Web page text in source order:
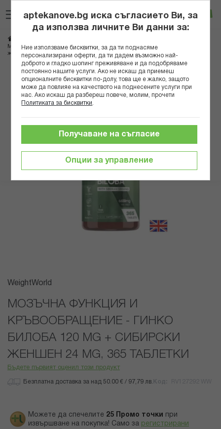
към
съдържанието
Вход
Mозъчна функция и кръвообращение - Гинко билоба 120 mg + Сибирски
женшен 24 mg, 365 таблетки
Преминете
края
галерията
изображенията
Преминете
началото
галерия
със
снимки
WeightWorld
MОЗЪЧНА ФУНКЦИЯ И
КРЪВООБРАЩЕНИЕ - ГИНКО
БИЛОБА 120 MG + СИБИРСКИ
ЖЕНШЕН 24 MG, 365 ТАБЛЕТКИ
Бъдете първият оценил този продукт
Безплатна доставка за над 50.00 € / 97,79 лв.
Можете да спечелите 25 Промо точки
при
извършване на покупка! Само за регистрирани
aptekanove.bg иска съгласието Ви, за
да използва личните Ви данни за:
Ние използваме бисквитки, за да ти поднасяме
персонализирани оферти, да ти дадем възможно най-
доброто и гладко шопинг преживяване и да подобряваме
постоянно нашите услуги. Ако не искаш да приемеш
опционалните бисквитки по-долу, това ще е жалко, защото
може да повлияе на качеството на поднесените услуги при
нас. Ако искаш да разбереш повече, молим, прочети
Политиката за бисквитки
Опции за управление
Получаване на съгласие